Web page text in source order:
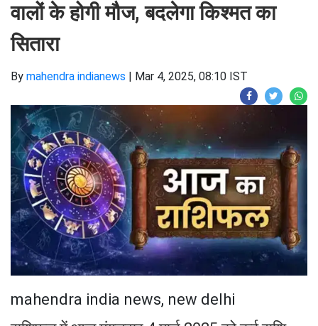
वालों के होगी मौज, बदलेगा किश्मत का
सितारा
By mahendra indianews | Mar 4, 2025, 08:10 IST
mahendra india news, new delhi